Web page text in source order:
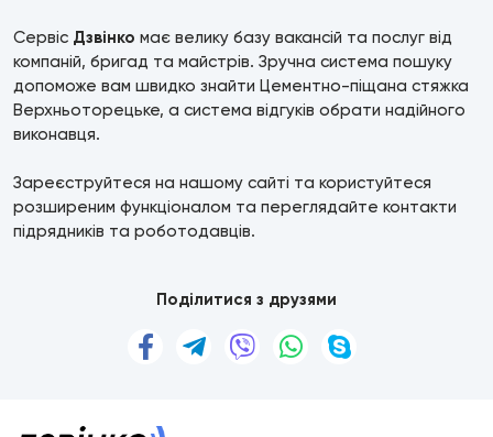
Сервіс Дзвінко має велику базу вакансій та послуг від
компаній, бригад та майстрів. Зручна система пошуку
допоможе вам швидко знайти Цементно-піщана стяжка
Верхньоторецьке, а система відгуків обрати надійного
виконавця.
Зареєструйтеся на нашому сайті та користуйтеся
розширеним функціоналом та переглядайте контакти
підрядників та роботодавців.
Поділитися з друзями